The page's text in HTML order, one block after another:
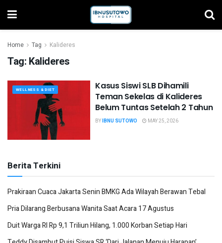
Home Tag Kalideres
Tag: Kalideres
WELLNESS & DIET
Kasus Siswi SLB Dihamili
Teman Sekelas di Kalideres
Belum Tuntas Setelah 2 Tahun
BYIBNU SUTOWO MAY 25, 2026
Berita Terkini
Prakiraan Cuaca Jakarta Senin BMKG Ada Wilayah Berawan Tebal
Pria Dilarang Berbusana Wanita Saat Acara 17 Agustus
Duit Warga RI Rp 9,1 Triliun Hilang, 1.000 Korban Setiap Hari